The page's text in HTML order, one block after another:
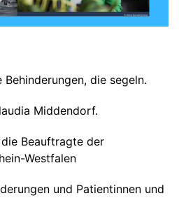
die segeln.
Middendorf.
Beauftragte der
Westfalen
und Patientinnen und